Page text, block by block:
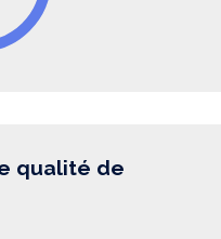
qualité de